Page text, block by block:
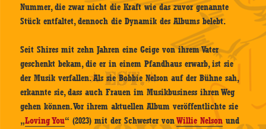
Nummer, die zwar nicht die Kraft wie das zuvor genannte
Stück entfaltet, dennoch die Dynamik des Albums belebt.
Seit Shires mit zehn Jahren eine Geige von ihrem Vater
geschenkt bekam, die er in einem Pfandhaus erwarb, ist sie
der Musik verfallen. Als sie Bobbie Nelson auf der Bühne sah,
erkannte sie, dass auch Frauen im Musikbusiness ihren Weg
gehen können. Vor ihrem aktuellen Album veröffentlichte sie
„Loving You“ (2023) mit der Schwester vonWillie Nelson und